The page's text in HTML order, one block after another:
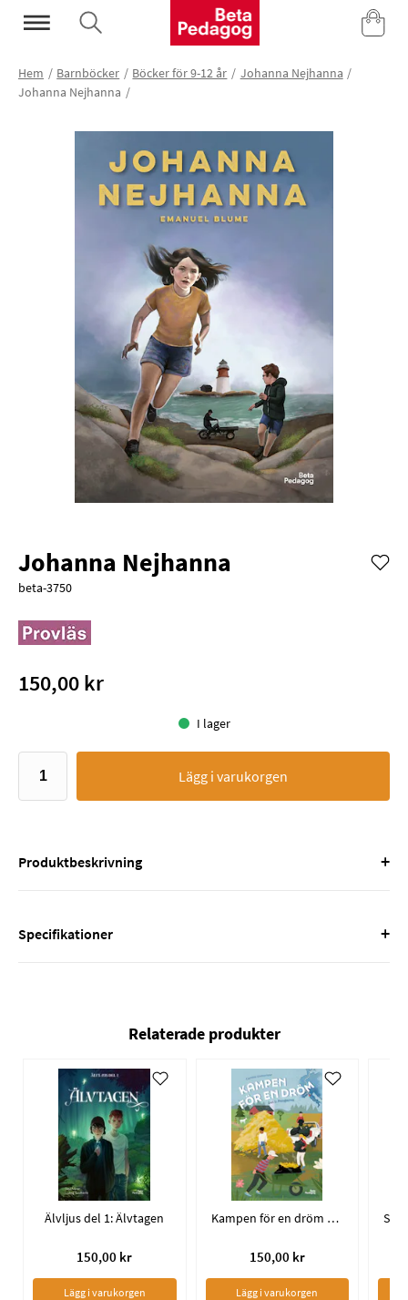
Mina Sidor
Hem Barnböcker Böcker för 9-12 år
Johanna Nejhanna
Johanna Nejhanna
Johanna Nejhanna
beta-3750
150,00 kr
I lager
Lägg i varukorgen
Produktbeskrivning +
Specifikationer +
Relaterade produkter
Älvljus del 1: Älvtagen
150,00 kr
Lägg i varukorgen
Kampen för en dröm del 1: Pengarna
150,00 kr
Lägg i varukorgen